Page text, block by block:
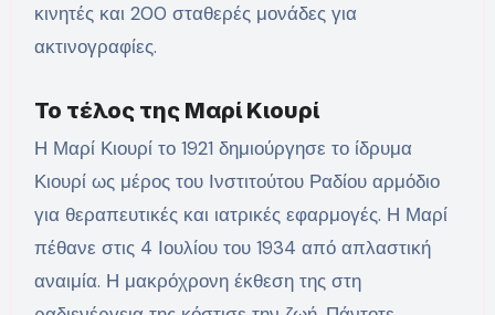
κινητές και 200 σταθερές μονάδες για
ακτινογραφίες.
Το τέλος της Μαρί Κιουρί
Η Μαρί Κιουρί το 1921 δημιούργησε το ίδρυμα
Κιουρί ως μέρος του Ινστιτούτου Ραδίου αρμόδιο
για θεραπευτικές και ιατρικές εφαρμογές. Η Μαρί
πέθανε στις 4 Ιουλίου του 1934 από απλαστική
αναιμία. Η μακρόχρονη έκθεση της στη